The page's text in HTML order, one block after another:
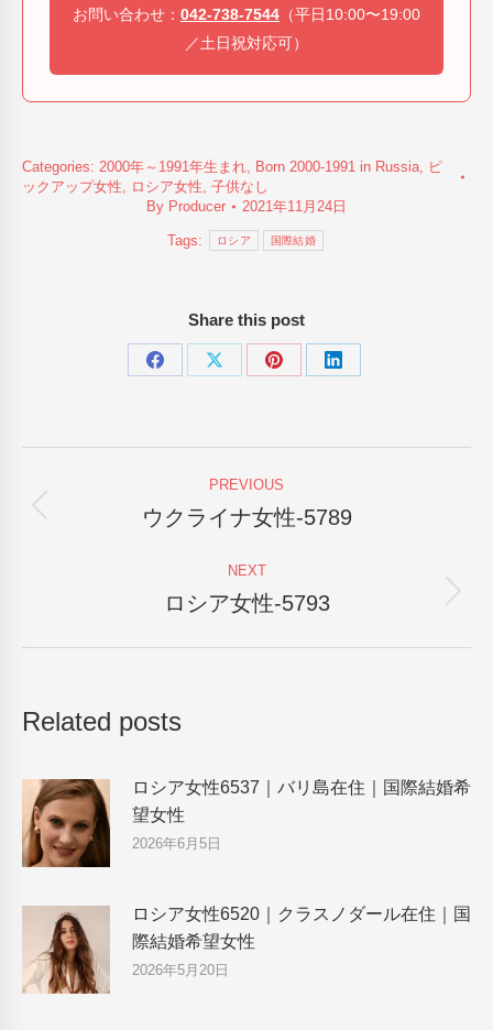
お問い合わせ： 042-738-7544 （平日10:00〜19:00
／土日祝対応可）
Categories: 2000年～1991年生まれ, Born 2000-1991 in Russia, ピ
ックアップ女性, ロシア女性, 子供なし
By Producer 2021年11月24日
Tags: ロシア 国際結婚
Share this post
Share
Share
Share
Share
navigation
PREVIOUS
Previous
ウクライナ女性-5789
NEXT
Next
ロシア女性-5793
Related posts
ロシア女性6537｜バリ島在住｜国際結婚希
望女性
2026年6月5日
ロシア女性6520｜クラスノダール在住｜国
際結婚希望女性
2026年5月20日